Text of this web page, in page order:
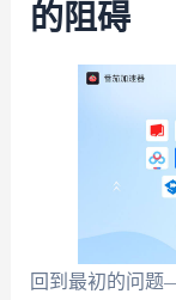
的阻碍
回到最初的问